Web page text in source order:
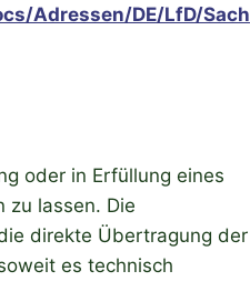
Adressen/DE/LfD/Sach
oder in Erfüllung eines
zu lassen. Die
direkte Übertragung der
es technisch